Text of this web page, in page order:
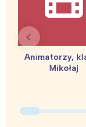
Animatorzy,
Mikołaj